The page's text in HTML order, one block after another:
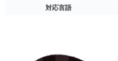
対応言語